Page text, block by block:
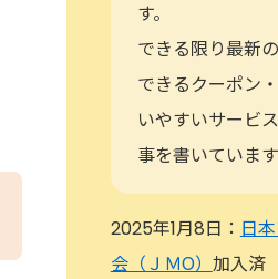
す。
できる限り最新
できるクーポン
いやすいサービ
事を書いています
2025年1月8日： 日
会（ＪＭО） 加入済